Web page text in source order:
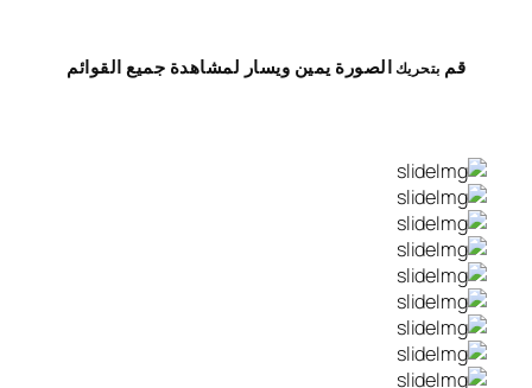
قم بتحريك الصورة يمين ويسار لمشاهدة جميع القوائم